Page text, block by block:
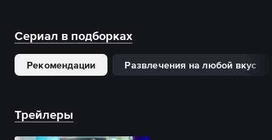
Сериал в подборках
Рекомендации Развлечения на любой вкус
Трейлеры